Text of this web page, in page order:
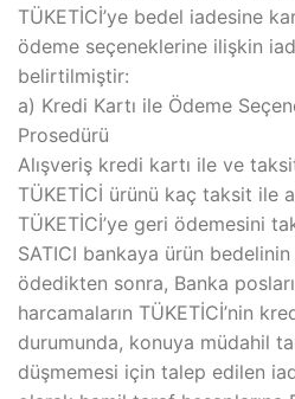
TÜKETİCİ’ye bedel iadesine
ödeme seçeneklerine ilişkin
belirtilmiştir:
a) Kredi Kartı ile Ödeme
Prosedürü
Alışveriş kredi kartı ile ve
TÜKETİCİ ürünü kaç taksit ile
TÜKETİCİ’ye geri ödemesini
SATICI bankaya ürün
ödedikten sonra, Banka
harcamaların TÜKETİCİ’nin
durumunda, konuya müdahil
düşmemesi için talep edilen